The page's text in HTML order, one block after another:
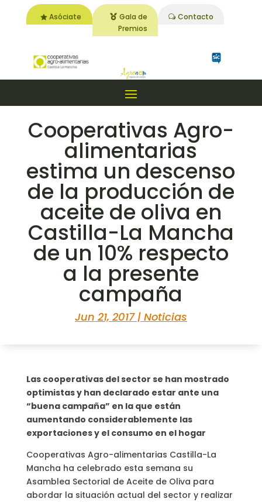
Asóciate
Gala de
Premios
Contacto
Cooperativas Agro-
alimentarias
estima un descenso
de la producción de
aceite de oliva en
Castilla-La Mancha
de un 10% respecto
a la presente
campaña
Jun 21, 2017| Noticias
Las cooperativas del sector se han mostrado
optimistas y han declarado estar ante una
“buena campaña” en la que están
aumentando considerablemente las
exportaciones y el consumo en el hogar
Cooperativas Agro-alimentarias Castilla-La
Mancha ha celebrado esta semana su
Asamblea Sectorial de Aceite de Oliva para
abordar la situación actual del sector y realizar